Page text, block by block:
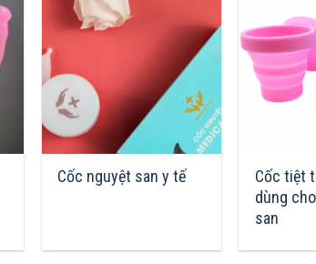
Cốc nguyệt san y tế
Cốc tiệt
dùng
san